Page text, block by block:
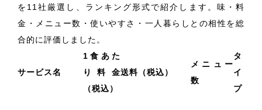
を11社厳選し、ランキング形式で紹介します。味・料
金・メニュー数・使いやすさ・一人暮らしとの相性を総
合的に評価しました。
サービス名
1食あた
り料金
（税込）
送料（税込）
メニュー
数
タ
イ
プ